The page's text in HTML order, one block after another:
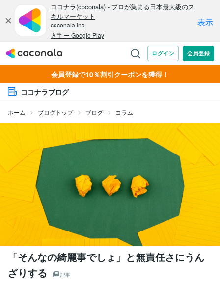
会員登録で10％割引クーポンを獲得！
ココナラブログ
ホーム ブログトップ ブログ コラム
「そんなの綺麗事でしょ」と無責任さにうん
ざりする
記事